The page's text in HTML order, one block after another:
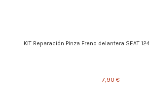
KIT Reparación Pinza Freno delantera SEAT
7,90 €